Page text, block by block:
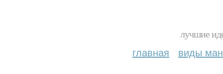
лучшие
главная виды